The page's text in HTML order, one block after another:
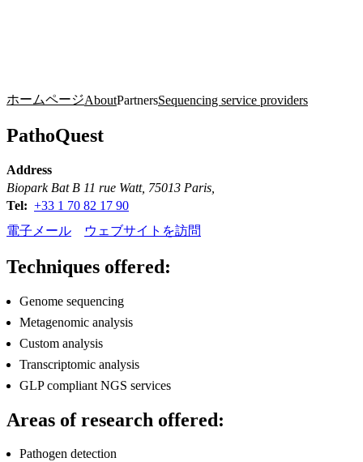
ホームページAboutPartnersSequencing service providers
PathoQuest
Address
Biopark Bat B 11 rue Watt, 75013 Paris,
Tel: +33 1 70 82 17 90
電子メール
ウェブサイトを訪問
Techniques offered:
Genome sequencing
Metagenomic analysis
Custom analysis
Transcriptomic analysis
GLP compliant NGS services
Areas of research offered:
Pathogen detection